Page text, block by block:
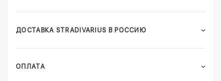
ДОСТАВКА STRADIVARIUS В РОССИЮ
ОПЛАТА